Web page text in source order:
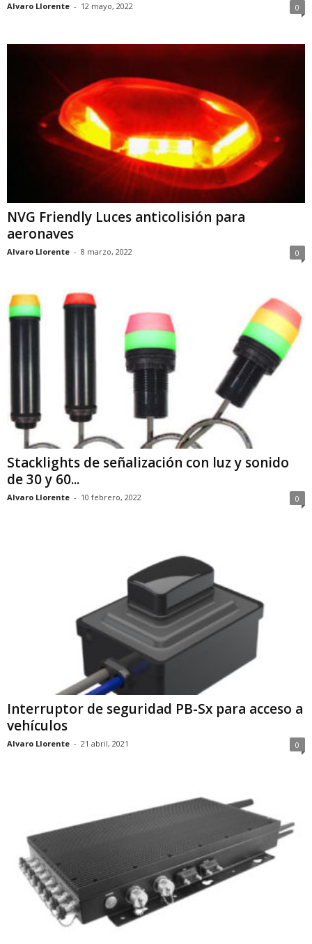
Alvaro Llorente - 12 mayo, 2022 0
NVG Friendly Luces anticolisión para
aeronaves
Alvaro Llorente - 8 marzo, 2022 0
Stacklights de señalización con luz y sonido
de 30 y 60...
Alvaro Llorente - 10 febrero, 2022 0
Interruptor de seguridad PB-Sx para acceso a
vehículos
Alvaro Llorente - 21 abril, 2021 0